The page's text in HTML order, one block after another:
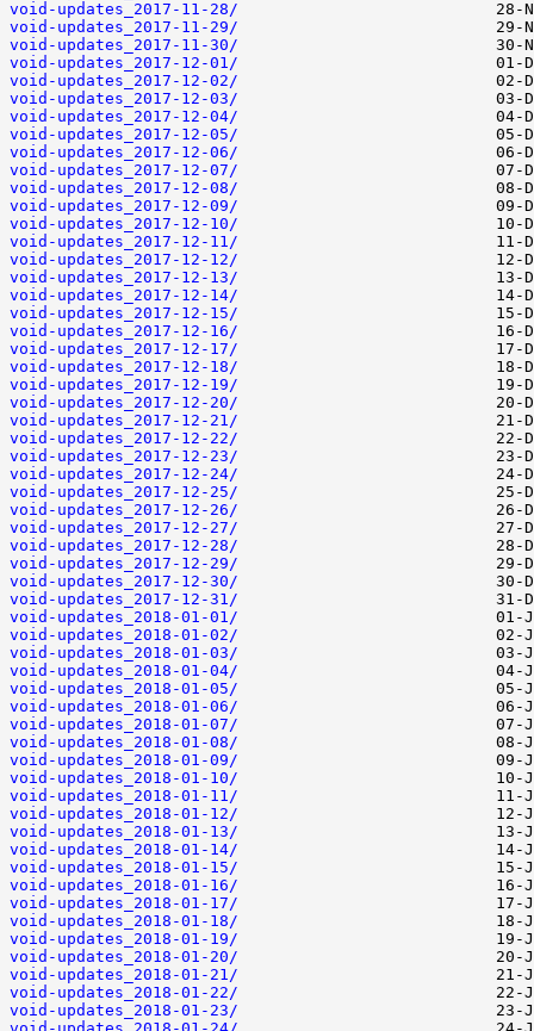
void-updates_2017-11-28/
void-updates_2017-11-29/
void-updates_2017-11-30/
void-updates_2017-12-01/
void-updates_2017-12-02/
void-updates_2017-12-03/
void-updates_2017-12-04/
void-updates_2017-12-05/
void-updates_2017-12-06/
void-updates_2017-12-07/
void-updates_2017-12-08/
void-updates_2017-12-09/
void-updates_2017-12-10/
void-updates_2017-12-11/
void-updates_2017-12-12/
void-updates_2017-12-13/
void-updates_2017-12-14/
void-updates_2017-12-15/
void-updates_2017-12-16/
void-updates_2017-12-17/
void-updates_2017-12-18/
void-updates_2017-12-19/
void-updates_2017-12-20/
void-updates_2017-12-21/
void-updates_2017-12-22/
void-updates_2017-12-23/
void-updates_2017-12-24/
void-updates_2017-12-25/
void-updates_2017-12-26/
void-updates_2017-12-27/
void-updates_2017-12-28/
void-updates_2017-12-29/
void-updates_2017-12-30/
void-updates_2017-12-31/
void-updates_2018-01-01/
void-updates_2018-01-02/
void-updates_2018-01-03/
void-updates_2018-01-04/
void-updates_2018-01-05/
void-updates_2018-01-06/
void-updates_2018-01-07/
void-updates_2018-01-08/
void-updates_2018-01-09/
void-updates_2018-01-10/
void-updates_2018-01-11/
void-updates_2018-01-12/
void-updates_2018-01-13/
void-updates_2018-01-14/
void-updates_2018-01-15/
void-updates_2018-01-16/
void-updates_2018-01-17/
void-updates_2018-01-18/
void-updates_2018-01-19/
void-updates_2018-01-20/
void-updates_2018-01-21/
void-updates_2018-01-22/
void-updates_2018-01-23/